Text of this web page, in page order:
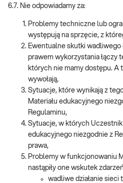
6.7. Nie odpowiadamy za:
Problemy techniczne lub
występują na sprzęcie, z
Ewentualne skutki wadliwego
prawem wykorzystania łączy
których nie mamy dostępu. A
wywołają,
Sytuacje, które wynikają z
Materiału edukacyjnego
Regulaminu,
Sytuacje, w których Uczestnik
edukacyjnego niezgodnie z
prawa,
Problemy w funkcjonowaniu
nastąpiły one wskutek
wadliwe działanie sieci